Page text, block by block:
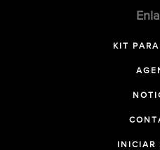
KIT
INICIAR